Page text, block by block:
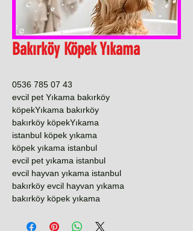
Bakırköy Köpek Yıkama
0536 785 07 43
evcil pet Yıkama bakırköy
köpekYıkama bakırköy
bakırköy köpekYıkama
istanbul köpek yıkama
köpek yıkama istanbul
evcil pet yıkama istanbul
evcil hayvan yıkama istanbul
bakırköy evcil hayvan yıkama
bakırköy köpek yıkama